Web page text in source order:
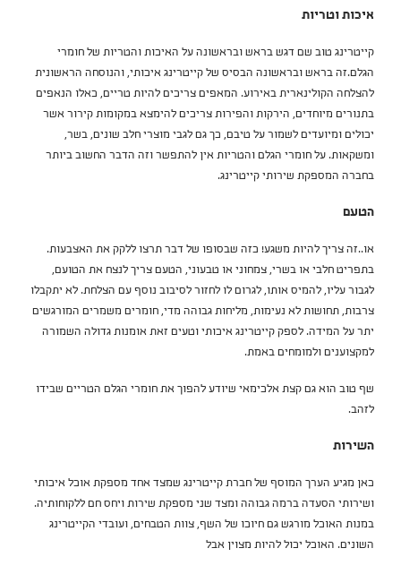
איכות וטריות
קייטרינג טוב שם דגש בראש ובראשונה על האיכות והטריות של חומרי
הגלם.זה בראש ובראשונה הבסיס של קייטרינג איכותי, והנוסחה הראשונית
להצלחה הקולינארית באירוע. המאפים צריכים להיות טריים, כאלו הנאפים
בתנורים מיוחדים, הירקות והפירות צריכים להימצא במקומות קירור אשר
יכולים ומיועדים לשמור על טיבם, כך גם לגבי מוצרי חלב שונים, בשר,
ומשקאות. על חומרי הגלם והטריות אין להתפשר וזה הדבר החשוב ביותר
בחברה המספקת שירותי קייטרינג.
הטעם
או..זה צריך להיות משגע! כזה שבסופו של דבר תרצו ללקק את האצבעות.
בתפריט חלבי או בשרי, צמחוני או טבעוני, הטעם צריך לנצח את הטועם,
לגבור עליו, להמיס אותו, לגרום לו לחזור לסיבוב נוסף עם הצלחת. לא יתקבלו
צרבות, תחושות לא נעימות, מליחות גבוהה מדי, חומרים משמרים המורגשים
יתר על המידה. לספק קייטרינג איכותי וטעים זאת אומנות גדולה השמורה
למקצוענים ולמומחים באמת.
שף טוב הוא גם קצת אלכימאי שיודע להפוך את חומרי הגלם הטריים שבידו
לזהב.
השירות
כאן מגיע הערך המוסף של חברת קייטרינג שמצד אחד מספקת אוכל איכותי
ושירותי הסעדה ברמה גבוהה ומצד שני מספקת שירות ויחס חם ללקוחותיה.
במנות האוכל מורגש גם חיוכו של השף, צוות הטבחים, ועובדי הקייטרינג
השונים. האוכל יכול להיות מצוין אבל